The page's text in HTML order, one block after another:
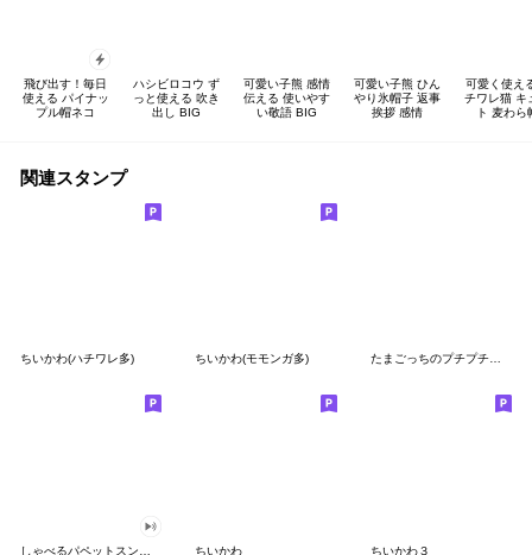
飛び出す！毎日
使える パイナッ
プル帽ネコ
ハシビロコウ ず
っと使える 吹き
出し BIG
可愛い子熊 感情
伝える 使いやす
い敬語 BIG
可愛い子熊 ひん
やり氷帽子 返事
挨拶 感情
可愛く使え
チワレ猫 キ
ト 麦わら
関連スタンプ
ちいかわ(ハチワレ多) ちいかわ(モモンガ多) たまごっちのプチプチおみせっち
ちいかわ ちいかわ３